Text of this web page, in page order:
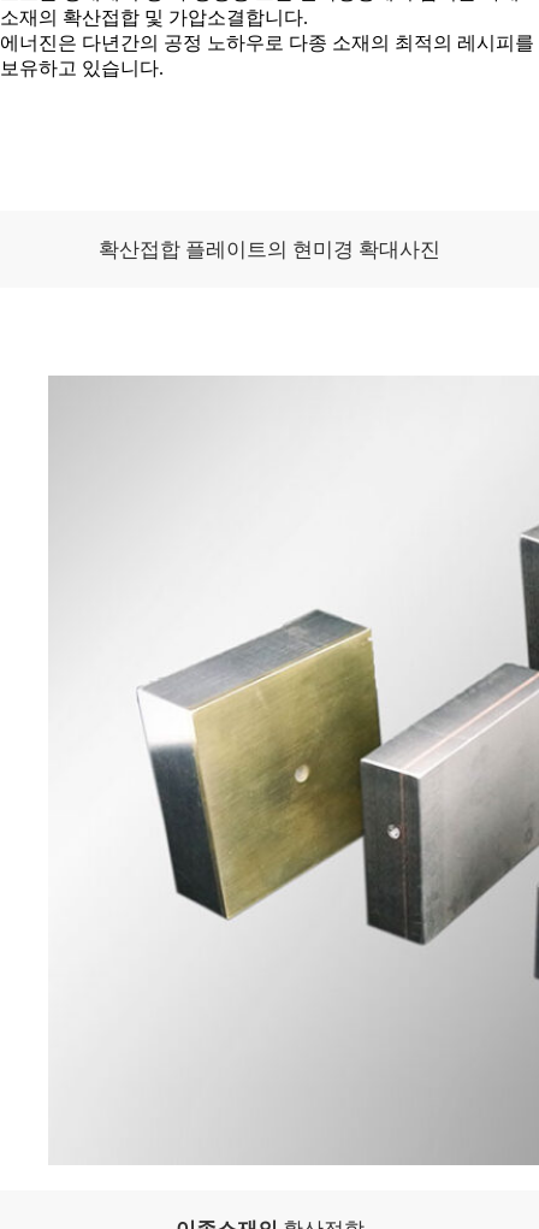
소재의 확산접합 및 가압소결합니다.
에너진은 다년간의 공정 노하우로 다종 소재의 최적의 레시피를
보유하고 있습니다.
확산접합 플레이트의 현미경 확대사진